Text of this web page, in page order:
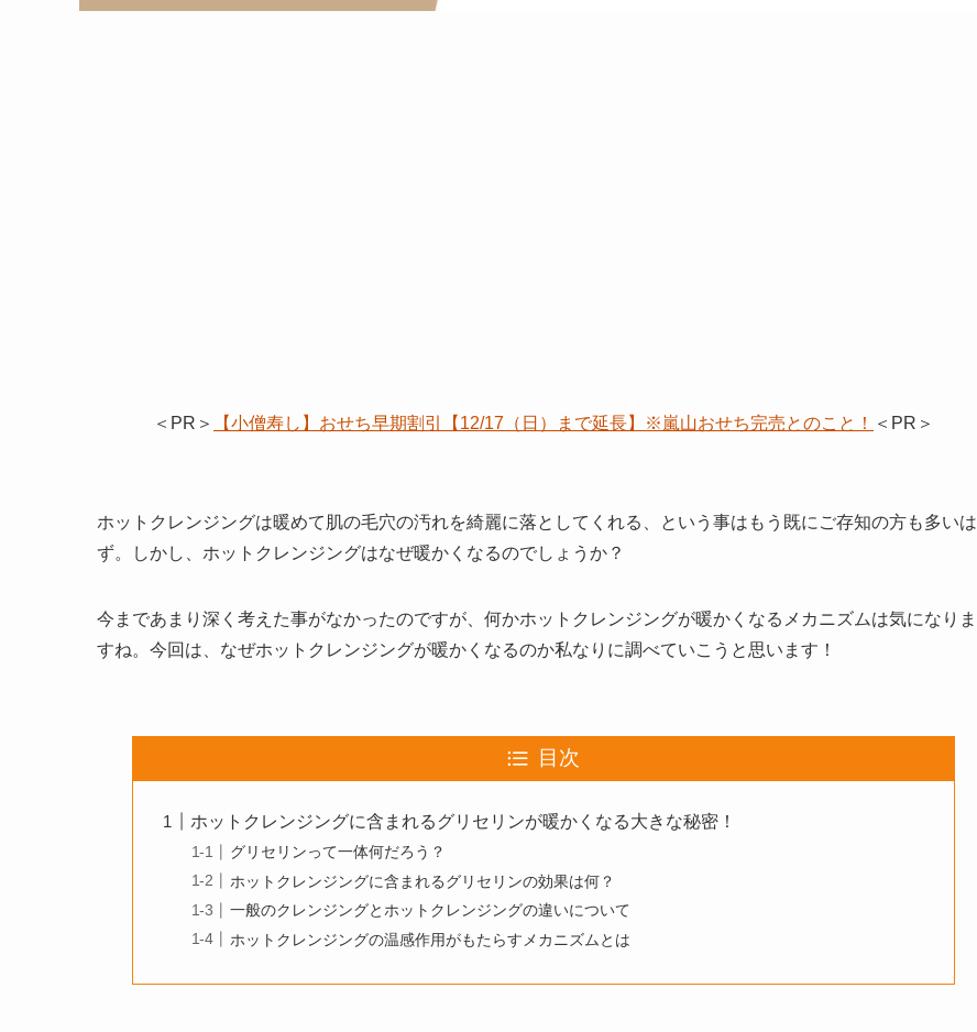
＜PR＞ 【小僧寿し】おせち早期割引【12/17（日）まで延長】※嵐山おせち完売とのこと！ ＜PR＞
ホットクレンジングは暖めて肌の毛穴の汚れを綺麗に落としてくれる、という事はもう既にご存知の方も多いは
ず。しかし、ホットクレンジングはなぜ暖かくなるのでしょうか？
今まであまり深く考えた事がなかったのですが、何かホットクレンジングが暖かくなるメカニズムは気になりま
すね。今回は、なぜホットクレンジングが暖かくなるのか私なりに調べていこうと思います！
目次
ホットクレンジングに含まれるグリセリンが暖かくなる大きな秘密！
グリセリンって一体何だろう？
ホットクレンジングに含まれるグリセリンの効果は何？
一般のクレンジングとホットクレンジングの違いについて
ホットクレンジングの温感作用がもたらすメカニズムとは